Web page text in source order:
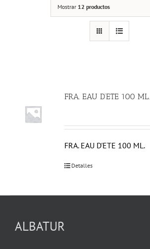
Mostrar 12 productos
FRA. EAU D’ETE 100 ML.
FRA. EAU D'ETE 100 ML.
Detalles
ALBATUR